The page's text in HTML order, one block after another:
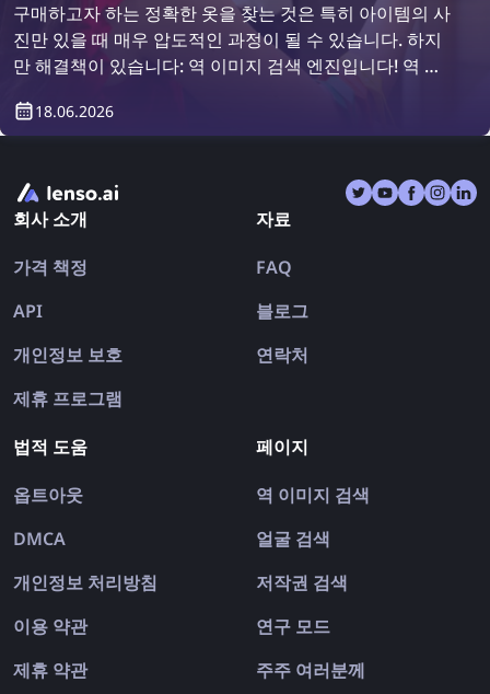
구매하고자 하는 정확한 옷을 찾는 것은 특히 아이템의 사
진만 있을 때 매우 압도적인 과정이 될 수 있습니다. 하지
만 해결책이 있습니다: 역 이미지 검색 엔진입니다! 역 이
18.06.2026
회사 소개
가격 책정
API
개인정보 보호
제휴 프로그램
자료
FAQ
블로그
연락처
법적 도움
옵트아웃
DMCA
개인정보 처리방침
이용 약관
제휴 약관
페이지
역 이미지 검색
얼굴 검색
저작권 검색
연구 모드
주주 여러분께